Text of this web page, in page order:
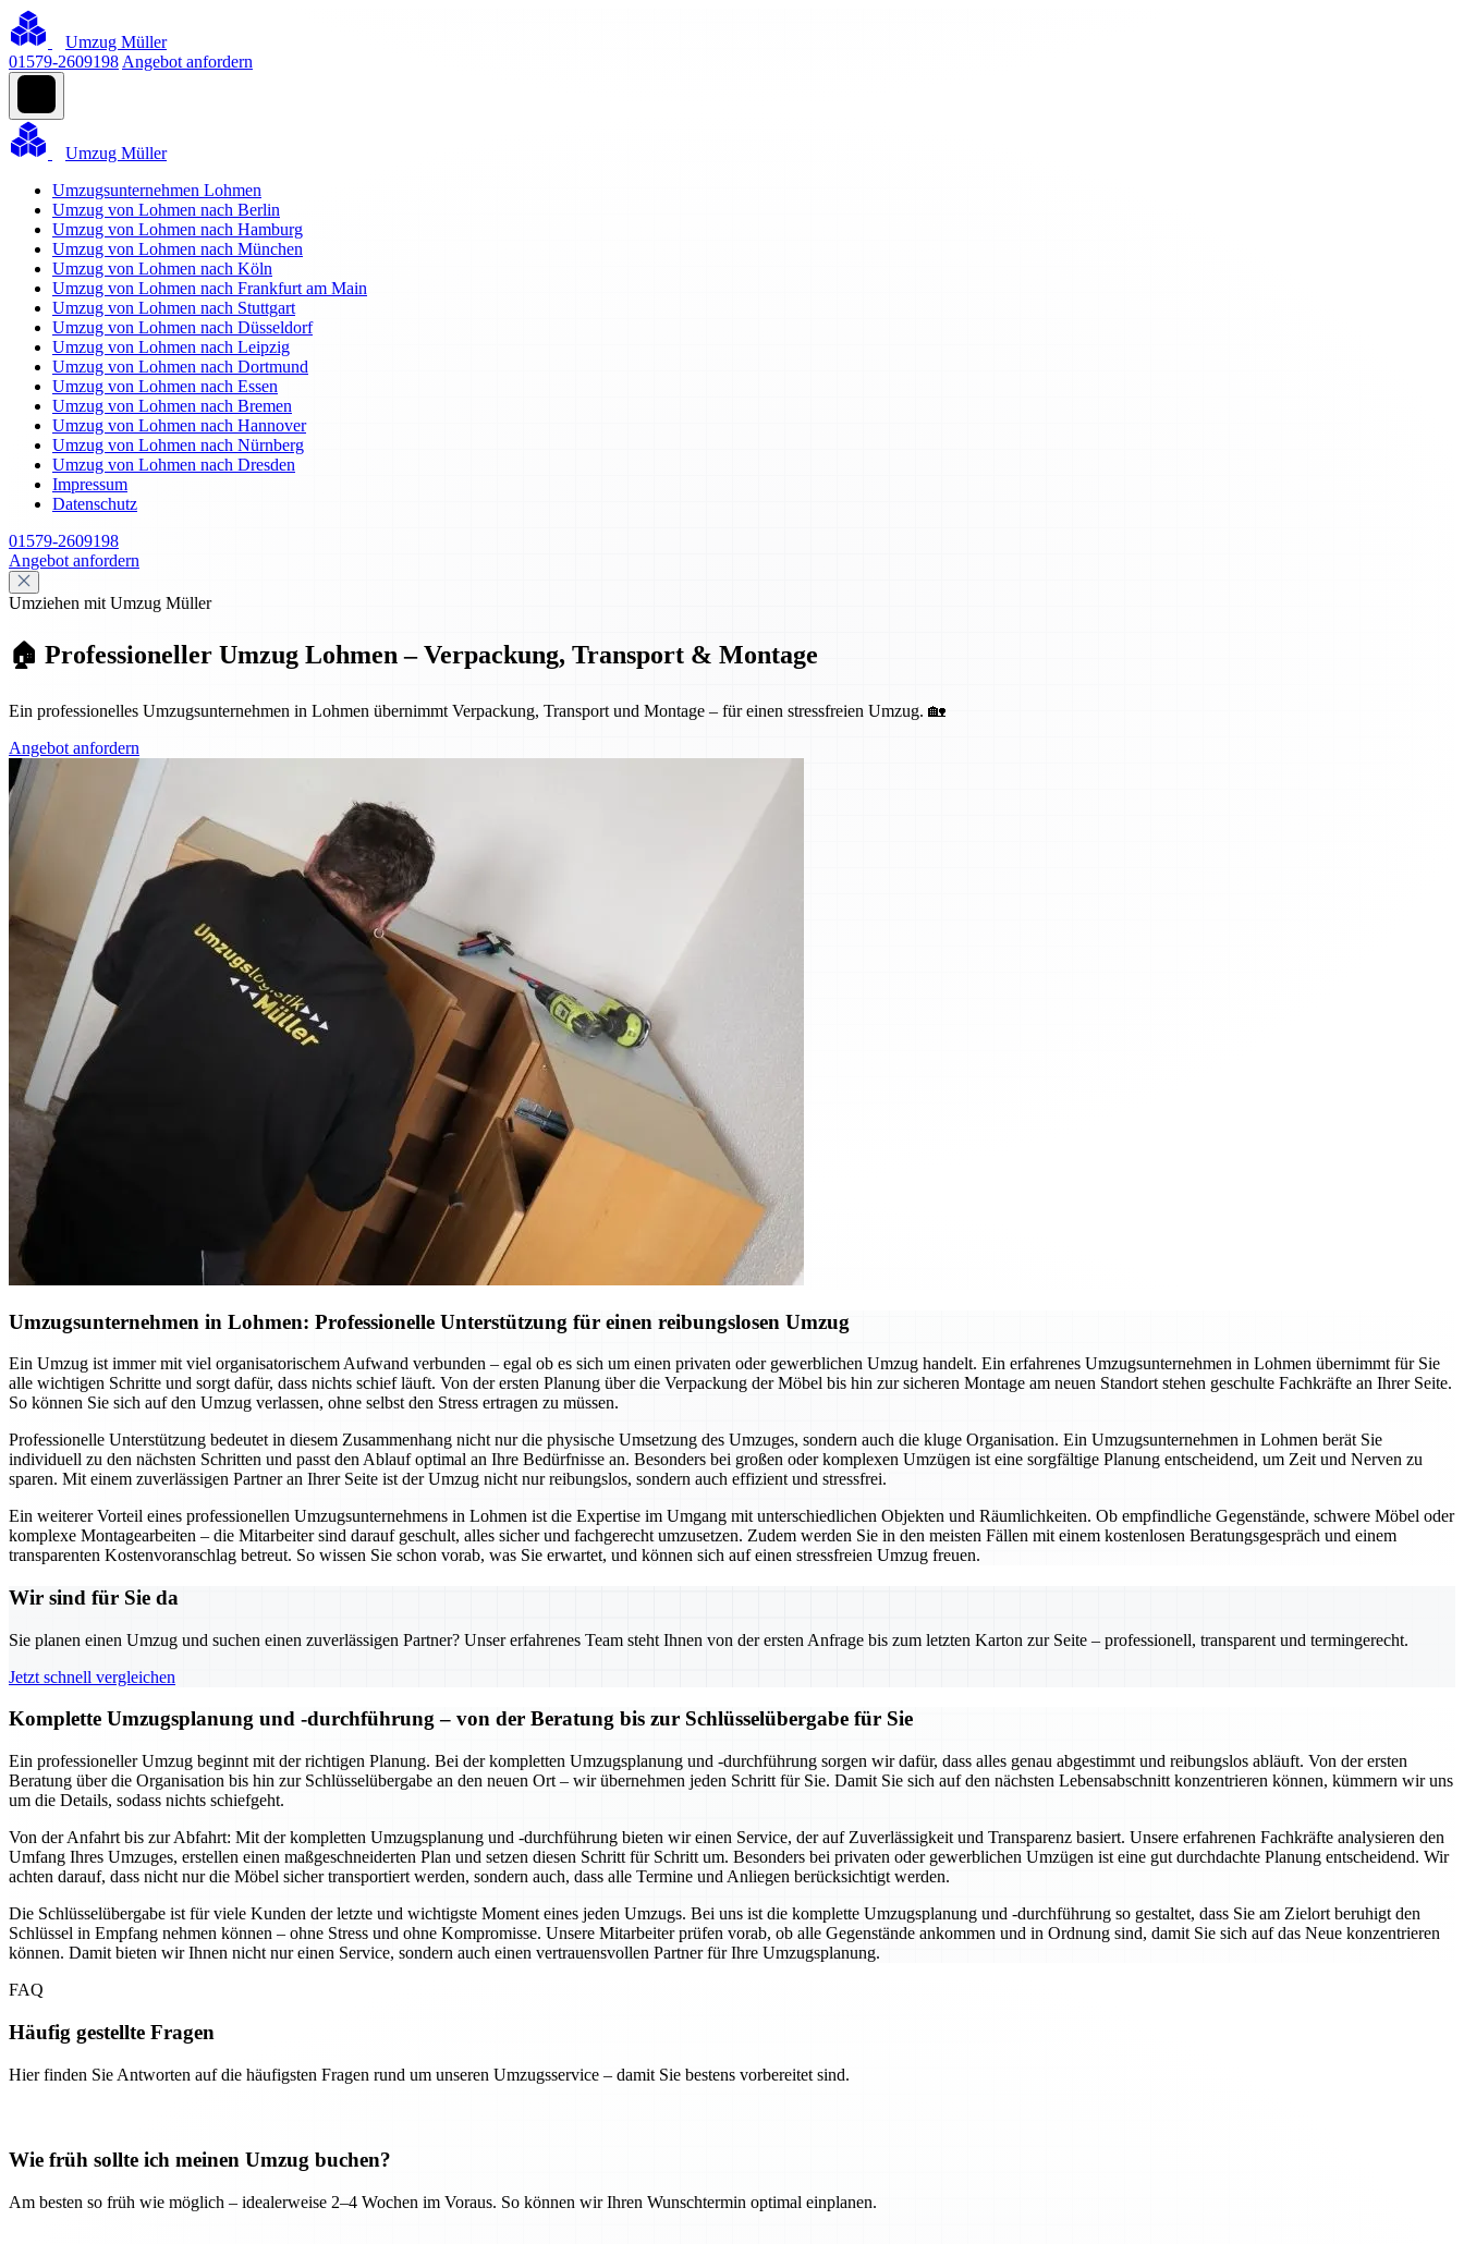
Umzug Müller
01579-2609198 Angebot anfordern
Umzug Müller
Umzugsunternehmen Lohmen
Umzug von Lohmen nach Berlin
Umzug von Lohmen nach Hamburg
Umzug von Lohmen nach München
Umzug von Lohmen nach Köln
Umzug von Lohmen nach Frankfurt am Main
Umzug von Lohmen nach Stuttgart
Umzug von Lohmen nach Düsseldorf
Umzug von Lohmen nach Leipzig
Umzug von Lohmen nach Dortmund
Umzug von Lohmen nach Essen
Umzug von Lohmen nach Bremen
Umzug von Lohmen nach Hannover
Umzug von Lohmen nach Nürnberg
Umzug von Lohmen nach Dresden
Impressum
Datenschutz
01579-2609198
Angebot anfordern
Umziehen mit Umzug Müller
🏠 Professioneller Umzug Lohmen – Verpackung, Transport & Montage
Ein professionelles Umzugsunternehmen in Lohmen übernimmt Verpackung, Transport und Montage – für einen stressfreien Umzug. 🏡
Angebot anfordern
Umzugsunternehmen in Lohmen: Professionelle Unterstützung für einen reibungslosen Umzug
Ein Umzug ist immer mit viel organisatorischem Aufwand verbunden – egal ob es sich um einen privaten oder gewerblichen Umzug handelt. Ein erfahrenes Umzugsunternehmen in Lohmen übernimmt für Sie
alle wichtigen Schritte und sorgt dafür, dass nichts schief läuft. Von der ersten Planung über die Verpackung der Möbel bis hin zur sicheren Montage am neuen Standort stehen geschulte Fachkräfte an Ihrer Seite.
So können Sie sich auf den Umzug verlassen, ohne selbst den Stress ertragen zu müssen.
Professionelle Unterstützung bedeutet in diesem Zusammenhang nicht nur die physische Umsetzung des Umzuges, sondern auch die kluge Organisation. Ein Umzugsunternehmen in Lohmen berät Sie
individuell zu den nächsten Schritten und passt den Ablauf optimal an Ihre Bedürfnisse an. Besonders bei großen oder komplexen Umzügen ist eine sorgfältige Planung entscheidend, um Zeit und Nerven zu
sparen. Mit einem zuverlässigen Partner an Ihrer Seite ist der Umzug nicht nur reibungslos, sondern auch effizient und stressfrei.
Ein weiterer Vorteil eines professionellen Umzugsunternehmens in Lohmen ist die Expertise im Umgang mit unterschiedlichen Objekten und Räumlichkeiten. Ob empfindliche Gegenstände, schwere Möbel oder
komplexe Montagearbeiten – die Mitarbeiter sind darauf geschult, alles sicher und fachgerecht umzusetzen. Zudem werden Sie in den meisten Fällen mit einem kostenlosen Beratungsgespräch und einem
transparenten Kostenvoranschlag betreut. So wissen Sie schon vorab, was Sie erwartet, und können sich auf einen stressfreien Umzug freuen.
Wir sind für Sie da
Sie planen einen Umzug und suchen einen zuverlässigen Partner? Unser erfahrenes Team steht Ihnen von der ersten Anfrage bis zum letzten Karton zur Seite – professionell, transparent und termingerecht.
Jetzt schnell vergleichen
Komplette Umzugsplanung und -durchführung – von der Beratung bis zur Schlüsselübergabe für Sie
Ein professioneller Umzug beginnt mit der richtigen Planung. Bei der kompletten Umzugsplanung und -durchführung sorgen wir dafür, dass alles genau abgestimmt und reibungslos abläuft. Von der ersten
Beratung über die Organisation bis hin zur Schlüsselübergabe an den neuen Ort – wir übernehmen jeden Schritt für Sie. Damit Sie sich auf den nächsten Lebensabschnitt konzentrieren können, kümmern wir uns
um die Details, sodass nichts schiefgeht.
Von der Anfahrt bis zur Abfahrt: Mit der kompletten Umzugsplanung und -durchführung bieten wir einen Service, der auf Zuverlässigkeit und Transparenz basiert. Unsere erfahrenen Fachkräfte analysieren den
Umfang Ihres Umzuges, erstellen einen maßgeschneiderten Plan und setzen diesen Schritt für Schritt um. Besonders bei privaten oder gewerblichen Umzügen ist eine gut durchdachte Planung entscheidend. Wir
achten darauf, dass nicht nur die Möbel sicher transportiert werden, sondern auch, dass alle Termine und Anliegen berücksichtigt werden.
Die Schlüsselübergabe ist für viele Kunden der letzte und wichtigste Moment eines jeden Umzugs. Bei uns ist die komplette Umzugsplanung und -durchführung so gestaltet, dass Sie am Zielort beruhigt den
Schlüssel in Empfang nehmen können – ohne Stress und ohne Kompromisse. Unsere Mitarbeiter prüfen vorab, ob alle Gegenstände ankommen und in Ordnung sind, damit Sie sich auf das Neue konzentrieren
können. Damit bieten wir Ihnen nicht nur einen Service, sondern auch einen vertrauensvollen Partner für Ihre Umzugsplanung.
FAQ
Häufig gestellte Fragen
Hier finden Sie Antworten auf die häufigsten Fragen rund um unseren Umzugsservice – damit Sie bestens vorbereitet sind.
Wie früh sollte ich meinen Umzug buchen?
Am besten so früh wie möglich – idealerweise 2–4 Wochen im Voraus. So können wir Ihren Wunschtermin optimal einplanen.